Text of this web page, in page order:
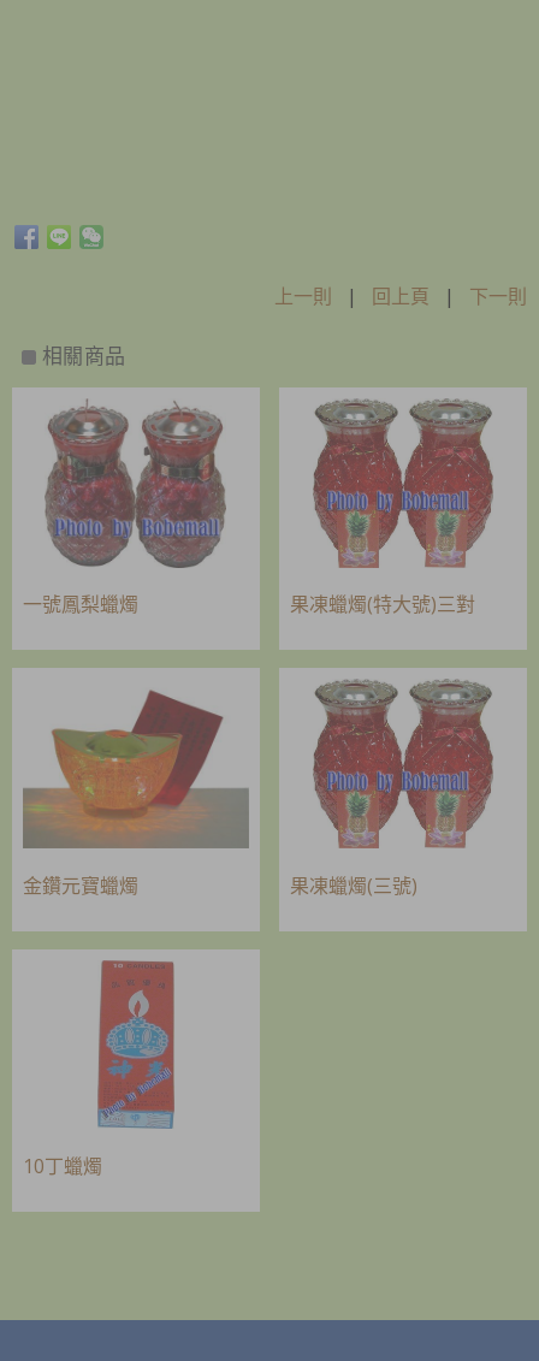
上一則 | 回上頁 | 下一則
相關商品
一號鳳梨蠟燭 果凍蠟燭(特大號)三對
金鑽元寶蠟燭 果凍蠟燭(三號)
10丁蠟燭